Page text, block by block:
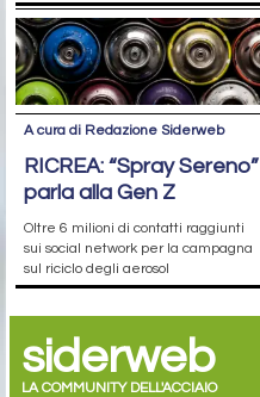
A cura di Redazione Siderweb
RICREA: “Spray Sereno”
parla alla Gen Z
Oltre 6 milioni di contatti raggiunti
sui social network per la campagna
sul riciclo degli aerosol
siderweb
LA COMMUNITY DELL'ACCIAIO